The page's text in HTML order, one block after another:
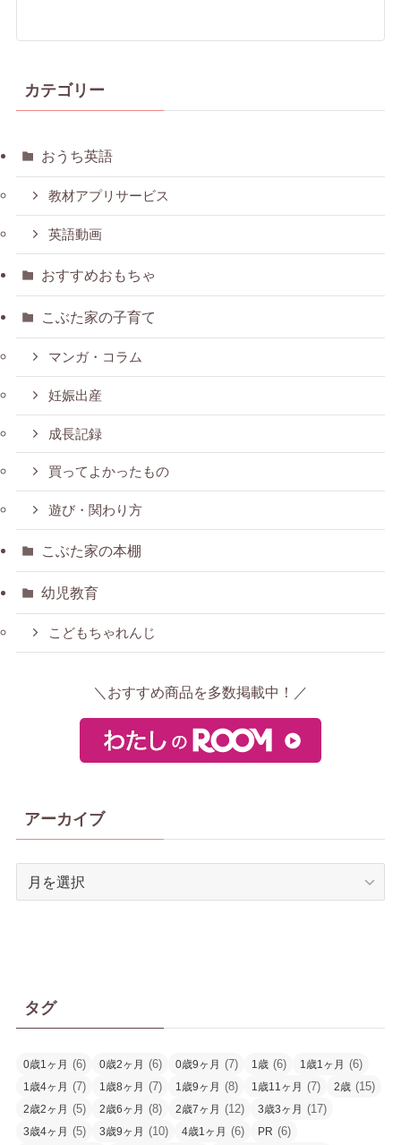
カテゴリー
おうち英語
教材アプリサービス
英語動画
おすすめおもちゃ
こぶた家の子育て
マンガ・コラム
妊娠出産
成長記録
買ってよかったもの
遊び・関わり方
こぶた家の本棚
幼児教育
こどもちゃれんじ
＼おすすめ商品を多数掲載中！／
アーカイブ
タグ
0歳1ヶ月 (6) 0歳2ヶ月 (6) 0歳9ヶ月 (7) 1歳 (6) 1歳1ヶ月 (6)
1歳4ヶ月 (7) 1歳8ヶ月 (7) 1歳9ヶ月 (8) 1歳11ヶ月 (7) 2歳 (15)
2歳2ヶ月 (5) 2歳6ヶ月 (8) 2歳7ヶ月 (12) 3歳3ヶ月 (17)
3歳4ヶ月 (5) 3歳9ヶ月 (10) 4歳1ヶ月 (6) PR (6)